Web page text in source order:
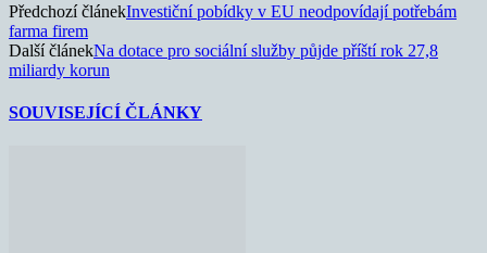
Předchozí článekInvestiční pobídky v EU neodpovídají potřebám
farma firem
Další článekNa dotace pro sociální služby půjde příští rok 27,8
miliardy korun
SOUVISEJÍCÍ ČLÁNKY